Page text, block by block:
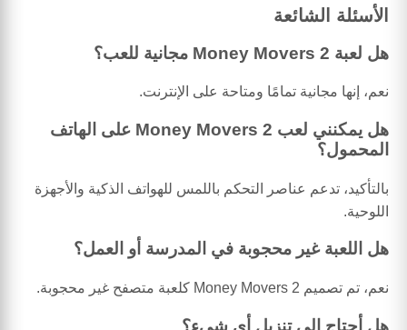
الأسئلة الشائعة
هل لعبة Money Movers 2 مجانية للعب؟
نعم، إنها مجانية تمامًا ومتاحة على الإنترنت.
هل يمكنني لعب Money Movers 2 على الهاتف
المحمول؟
بالتأكيد، تدعم عناصر التحكم باللمس للهواتف الذكية والأجهزة
اللوحية.
هل اللعبة غير محجوبة في المدرسة أو العمل؟
نعم، تم تصميم Money Movers 2 كلعبة متصفح غير محجوبة.
هل أحتاج إلى تنزيل أي شيء؟